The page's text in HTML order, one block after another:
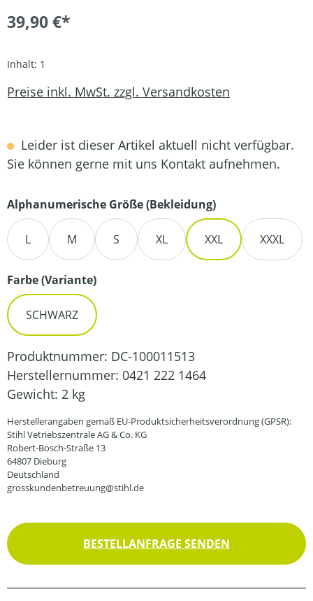
39,90 €*
Inhalt: 1
Preise inkl. MwSt. zzgl. Versandkosten
Leider ist dieser Artikel aktuell nicht verfügbar.
Sie können gerne mit uns Kontakt aufnehmen.
Alphanumerische Größe (Bekleidung)auswählen
L M S XL XXL XXXL
Farbe (Variante)auswählen
SCHWARZ
Produktnummer: DC-100011513
Herstellernummer: 0421 222 1464
Gewicht: 2 kg
Herstellerangaben gemäß EU-Produktsicherheitsverordnung (GPSR):
Stihl Vetriebszentrale AG & Co. KG
Robert-Bosch-Straße 13
64807 Dieburg
Deutschland
grosskundenbetreuung@stihl.de
BESTELLANFRAGE SENDEN